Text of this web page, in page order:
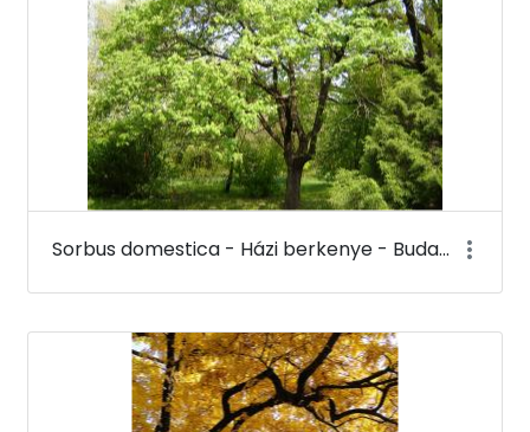
Sorbus domestica - Házi berkenye - Budai Arborétum